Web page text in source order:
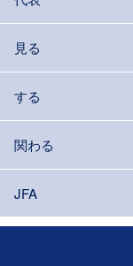
見る
する
関わる
JFA